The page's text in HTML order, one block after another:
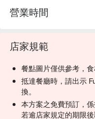
營業時間
店家規範
餐點圖片僅供參考，食
抵達餐廳時，請出示
換。
本方案之免費預訂，
若逾店家規定的期限